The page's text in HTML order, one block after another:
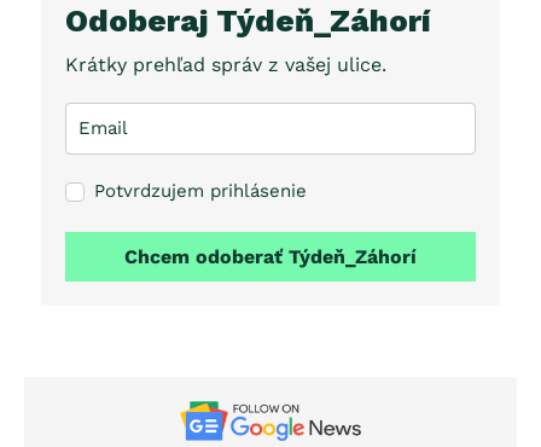
Odoberaj Týdeň_Záhorí
Krátky prehľad správ z vašej ulice.
Potvrdzujem prihlásenie
Chcem odoberať Týdeň_Záhorí